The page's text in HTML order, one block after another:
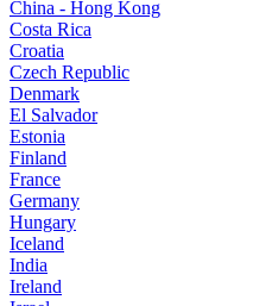
China - Hong Kong
Costa Rica
Croatia
Czech Republic
Denmark
El Salvador
Estonia
Finland
France
Germany
Hungary
Iceland
India
Ireland